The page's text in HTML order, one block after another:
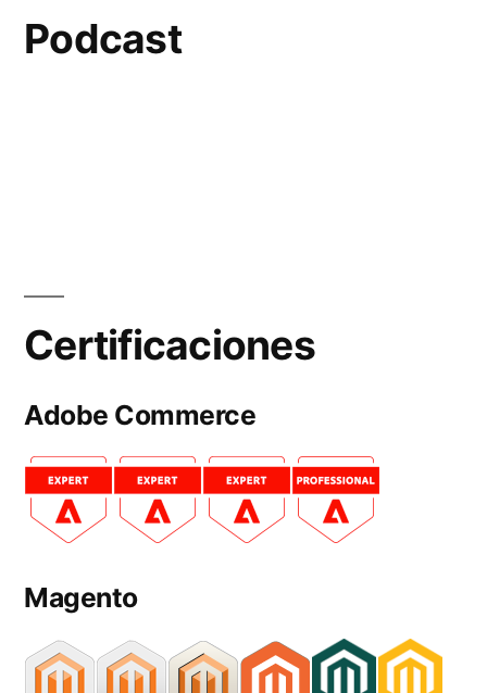
Podcast
Certificaciones
Adobe Commerce
Magento